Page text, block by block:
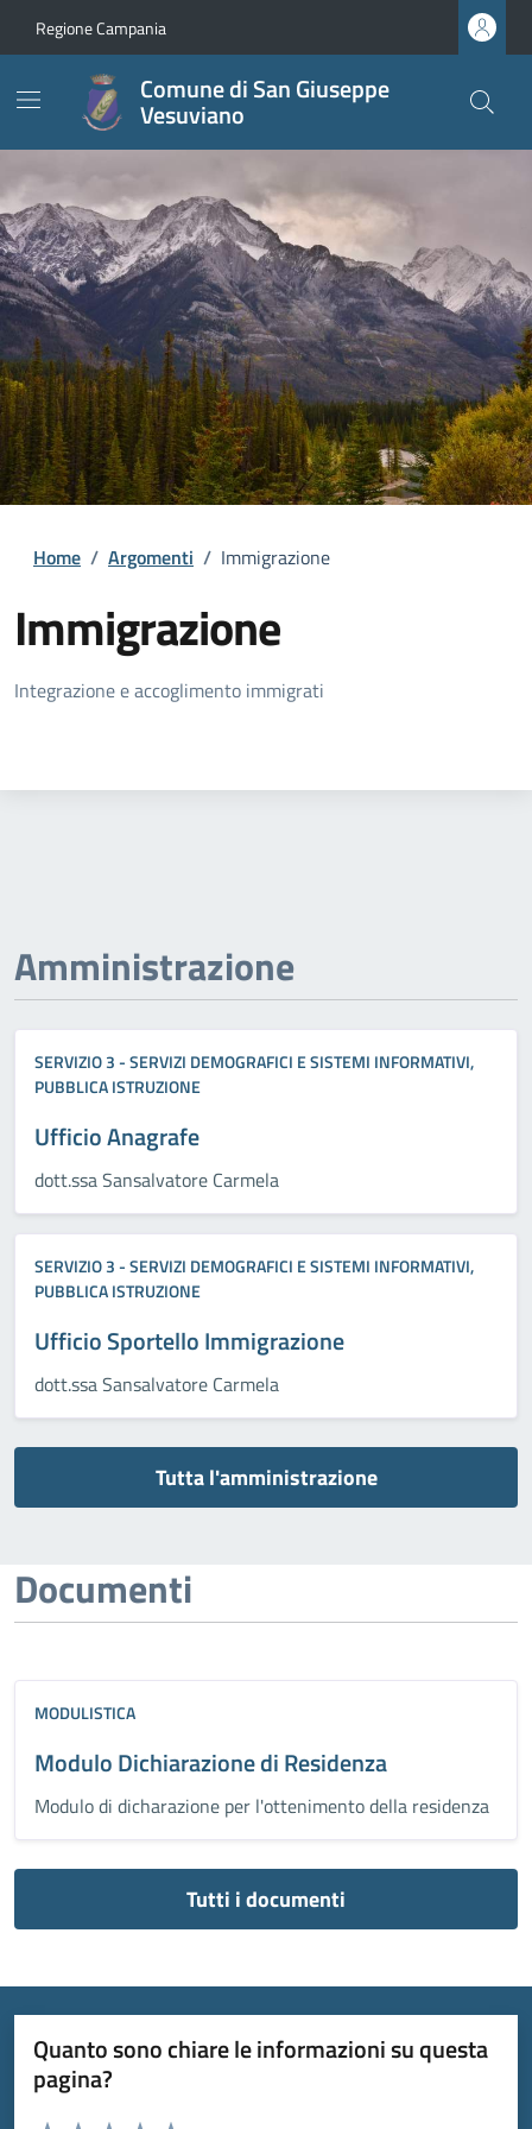
Regione Campania
Comune di San Giuseppe
Vesuviano
Home / Argomenti / Immigrazione
Immigrazione
Dettagli della notizia
Integrazione e accoglimento immigrati
Amministrazione
SERVIZIO 3 - SERVIZI DEMOGRAFICI E SISTEMI INFORMATIVI,
PUBBLICA ISTRUZIONE
Ufficio Anagrafe
dott.ssa Sansalvatore Carmela
SERVIZIO 3 - SERVIZI DEMOGRAFICI E SISTEMI INFORMATIVI,
PUBBLICA ISTRUZIONE
Ufficio Sportello Immigrazione
dott.ssa Sansalvatore Carmela
Tutta l'amministrazione
Documenti
MODULISTICA
Modulo Dichiarazione di Residenza
Modulo di dicharazione per l'ottenimento della residenza
Tutti i documenti
Quanto sono chiare le informazioni su questa
pagina?